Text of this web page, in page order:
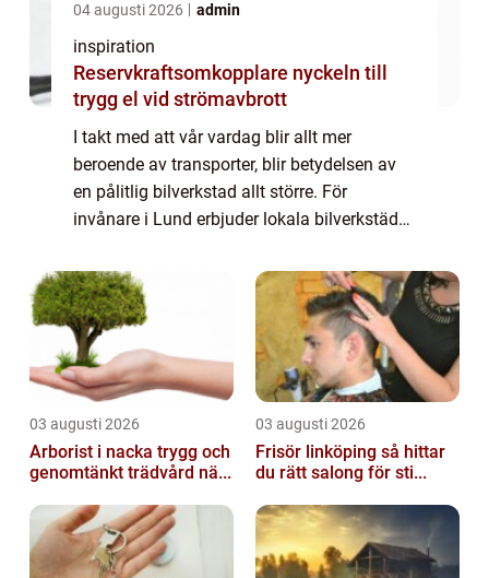
04 augusti 2026 admin
inspiration
Reservkraftsomkopplare nyckeln till
trygg el vid strömavbrott
I takt med att vår vardag blir allt mer
beroende av transporter, blir betydelsen av
en pålitlig bilverkstad allt större. För
invånare i Lund erbjuder lokala bilverkstäder
03 augusti 2026
Arborist i nacka trygg och
genomtänkt trädvård nä...
03 augusti 2026
Frisör linköping så hittar
du rätt salong för sti...